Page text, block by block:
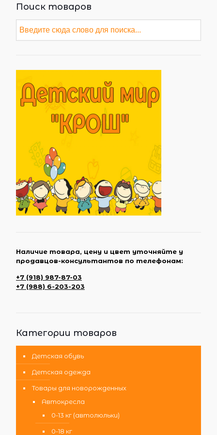
Поиск товаров
Наличие товара, цену и цвет уточняйте у
продавцов-консультантов по телефонам:
+7 (918) 987-87-03
+7 (988) 6-203-203
Категории товаров
Детская обувь
Детская одежда
Товары для новорожденных
Автокресла
0-13 кг (автолюльки)
0-18 кг